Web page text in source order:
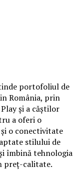
portofoliul de
România, prin
și a căștilor
a oferi o
o conectivitate
stilului de
îmbină tehnologia
preț-calitate.